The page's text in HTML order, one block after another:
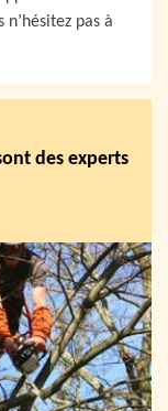
pas à
des experts